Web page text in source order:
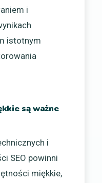
i
istotnym
są ważne
i
SEO powinni
miękkie,